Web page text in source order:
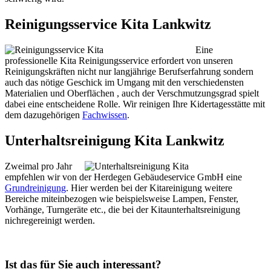
Reinigungsservice Kita Lankwitz
Eine
professionelle Kita Reinigungsservice erfordert von unseren
Reinigungskräften nicht nur langjährige Berufserfahrung sondern
auch das nötige Geschick im Umgang mit den verschiedensten
Materialien und Oberflächen , auch der Verschmutzungsgrad spielt
dabei eine entscheidene Rolle. Wir reinigen Ihre Kidertagesstätte mit
dem dazugehörigen Fachwissen.
Unterhaltsreinigung Kita Lankwitz
Zweimal pro Jahr
empfehlen wir von der Herdegen Gebäudeservice GmbH eine
Grundreinigung. Hier werden bei der Kitareinigung weitere
Bereiche miteinbezogen wie beispielsweise Lampen, Fenster,
Vorhänge, Turngeräte etc., die bei der Kitaunterhaltsreinigung
nichregereinigt werden.
Ist das für Sie auch interessant?